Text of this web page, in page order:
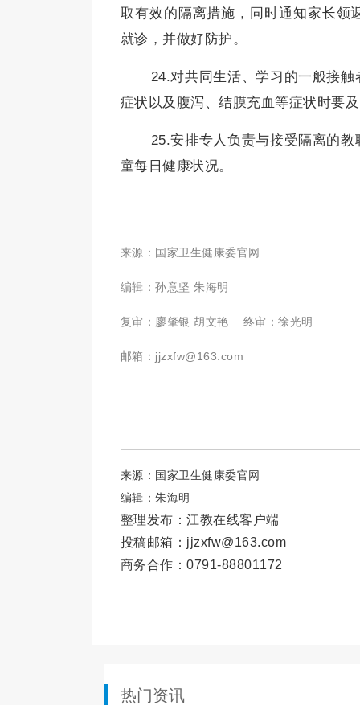
取有效的隔离措施，同时通知家长领
就诊，并做好防护。
24.对共同生活、学习的一般接
症状以及腹泻、结膜充血等症状时要
25.安排专人负责与接受隔离的
童每日健康状况。
来源：国家卫生健康委官网
编辑：孙意坚 朱海明
复审：廖肇银 胡文艳 终审：徐光明
邮箱：jjzxfw@163.com
来源：国家卫生健康委官网
编辑：朱海明
整理发布：江教在线客户端
投稿邮箱：jjzxfw@163.com
商务合作：0791-88801172
热门资讯